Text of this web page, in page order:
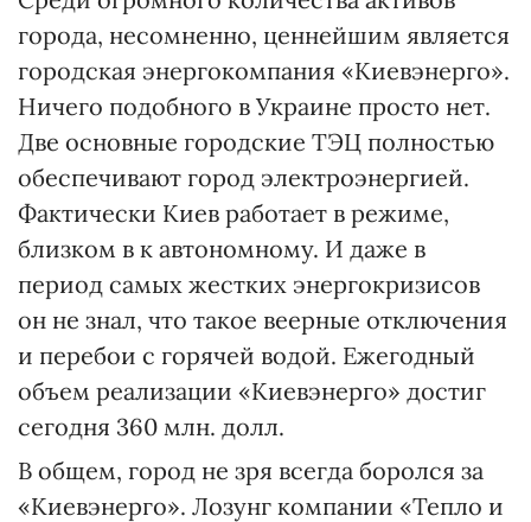
города, несомненно, ценнейшим является
городская энергокомпания «Киевэнерго».
Ничего подобного в Украине просто нет.
Две основные городские ТЭЦ полностью
обеспечивают город электроэнергией.
Фактически Киев работает в режиме,
близком в к автономному. И даже в
период самых жестких энергокризисов
он не знал, что такое веерные отключения
и перебои с горячей водой. Ежегодный
объем реализации «Киевэнерго» достиг
сегодня 360 млн. долл.
В общем, город не зря всегда боролся за
«Киевэнерго». Лозунг компании «Тепло и